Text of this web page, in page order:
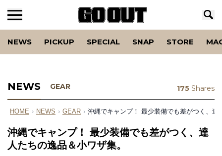
NEWS PICKUP SPECIAL SNAP STORE
NEWS GEAR
HOME › NEWS › GEAR › 沖縄でキャンプ！ 最少装備でも差がつく、達
沖縄でキャンプ！ 最少装備でも差がつく、達
人たちの逸品＆小ワザ集。
175 Shares